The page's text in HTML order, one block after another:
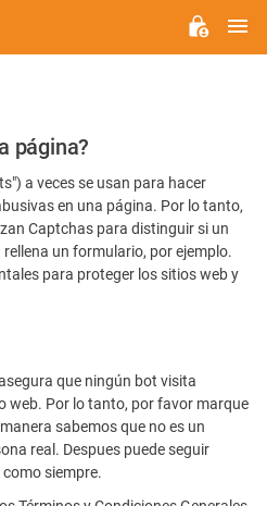
página?
a veces se usan para hacer
en una página. Por lo tanto,
Captchas para distinguir si un
un formulario, por ejemplo.
para proteger los sitios web y
que ningún bot visita
web. Por lo tanto, por favor marque
sabemos que no es un
real. Despues puede seguir
siempre.